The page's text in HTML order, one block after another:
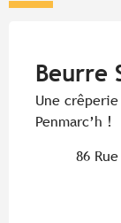
Beurre
Une
Penmarc’h !
86